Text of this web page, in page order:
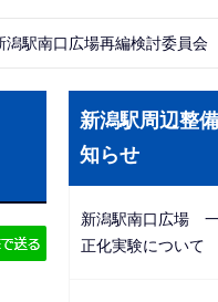
潟駅南口広場再編検討委員会
サ
ブ
ナ
ゲ
新潟駅周辺整
知らせ
新潟駅南口広場
正化実験について